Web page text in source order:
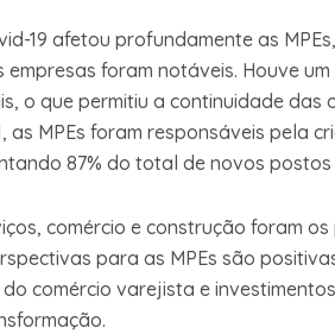
19 afetou profundamente as
foram notáveis. Houve
o que permitiu a continuidade
as MPEs foram responsáveis pela
87% do total de novos
comércio e construção foram
para as MPEs são
comércio varejista e